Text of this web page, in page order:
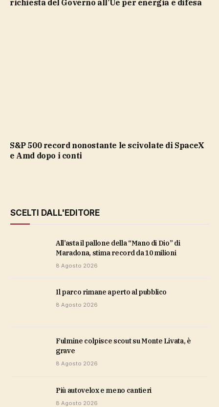
richiesta del Governo all’Ue per energia e difesa
S&P 500 record nonostante le scivolate di SpaceX
e Amd dopo i conti
SCELTI DALL'EDITORE
All’asta il pallone della “Mano di Dio” di
Maradona, stima record da 10 milioni
8 Agosto 2026
Il parco rimane aperto al pubblico
8 Agosto 2026
Fulmine colpisce scout su Monte Livata, è
grave
8 Agosto 2026
più autovelox e meno cantieri
8 Agosto 2026